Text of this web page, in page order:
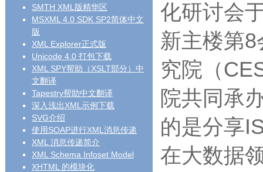
SMTH XML版精华区
MSXML 4.0 SDK SP2简体中文
版
XML Explorer正式版
Unicode 4.0 打包下载
XML SPY帮助（XSLT部分）中
文翻译
Tapestry帮助中文翻译
深入浅出XML示例下载
SVG介绍
使用SOAP进行XML消息传递
XML 消息传递简介
XML Schema Infoset Model
XHTML 的模块化
化研讨会
新主楼第
究院（
院共同承
的是分享
在大数据